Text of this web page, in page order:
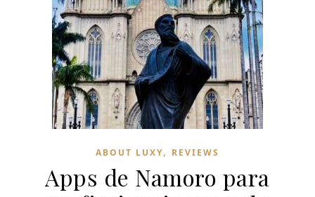
ABOUT LUXY, REVIEWS
Apps de Namoro para